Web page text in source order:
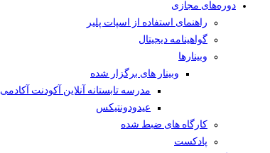
دوره‌های مجازی
راهنمای استفاده از اسپات پلیر
گواهینامه دیجیتال
وبینار‌ها
وبینار های برگزار شده
مدرسه تابستانه آنلاین آکودنت آکادمی
عیدودونتیکس
کارگاه های ضبط شده
پادکست